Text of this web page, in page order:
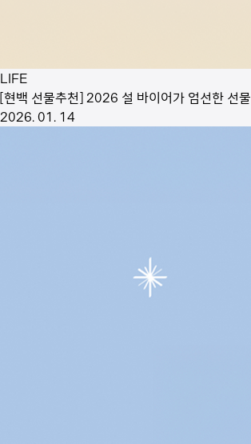
LIFE
[현백 선물추천] 2026 설 바이어가 엄선한 선물
2026. 01. 14